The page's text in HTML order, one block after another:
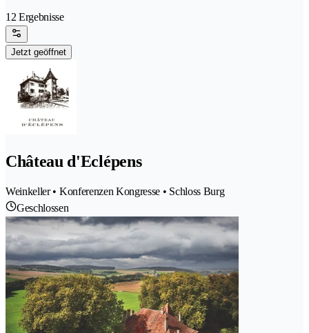
12 Ergebnisse
Jetzt geöffnet
Château d'Eclépens
Weinkeller • Konferenzen Kongresse • Schloss Burg
Geschlossen